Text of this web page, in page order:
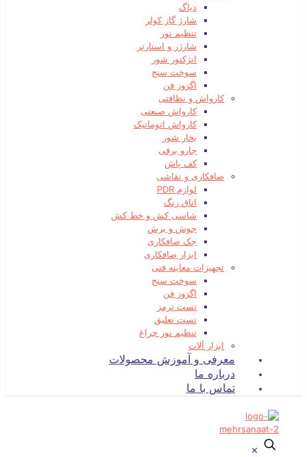
دیاگ
شارژ گاز کولر
تنظیم نور
شارژر و استارتر
انژکتور شور
سوخت سنج
اگزوز فن
کارواش و نظافتی
کارواش صنعتی
کارواش اتوماتیک
بخار شور
جارو برقی
کف پاش
صافکاری و نقاشی
لوازم PDR
اتاق رنگ
شاسی کش و خط کش
جوش و برش
جک صافکاری
ابزار صافکاری
تجهیزات معاینه فنی
سوخت سنج
اگزوز فن
تست ترمز
تست تعلیق
تنظیم نور چراغ
ابزار آلات
معرفی و آموزش محصولات
درباره ما
تماس با ما
✕